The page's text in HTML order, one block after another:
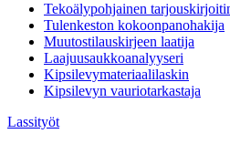
Tekoälypohjainen
Tulenkeston kokoonpanohakija
Muutostilauskirjeen laatija
Laajuusaukkoanalyyseri
Kipsilevymateriaalilaskin
Kipsilevyn vauriotarkastaja
Lassityöt